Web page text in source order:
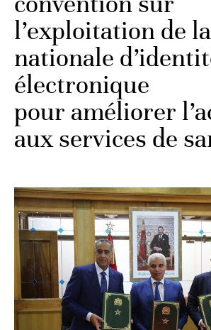
l’exploitation de
nationale
électronique
pour améliorer
aux ‎services de